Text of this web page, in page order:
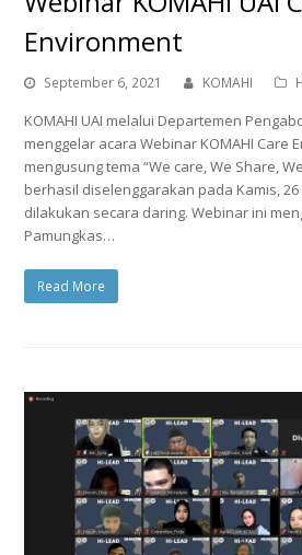
Environment
September 6, 2021 KOMAHI
KOMAHI UAI melalui Departemen
menggelar acara Webinar KOMAHI Care
mengusung tema “We care, We Share,
berhasil diselenggarakan pada Kamis, 26
dilakukan secara daring. Webinar ini
Pamungkas…
Read More